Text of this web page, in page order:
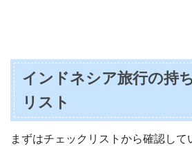
インドネシア旅行の持
リスト
まずはチェックリストから確認して